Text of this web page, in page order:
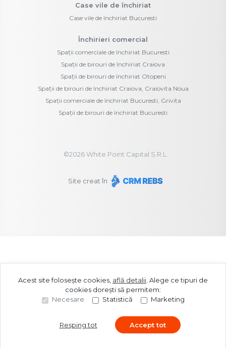
Case vile de închiriat
Case vile de închiriat Bucuresti
Închirieri comercial
Spații comerciale de închiriat Bucuresti
Spații de birouri de închiriat Craiova
Spații de birouri de închiriat Otopeni
Spații de birouri de închiriat Craiova, Craiovita Noua
Spații comerciale de închiriat Bucuresti, Grivita
Spații de birouri de închiriat Bucuresti
©2026White Point Capital S.R.L.
Site creat în
Acest site folosește cookies, află detalii Alege ce tipuri de
cookies dorești să permitem:
Necesare
Statistică Marketing
Resping tot Accept tot